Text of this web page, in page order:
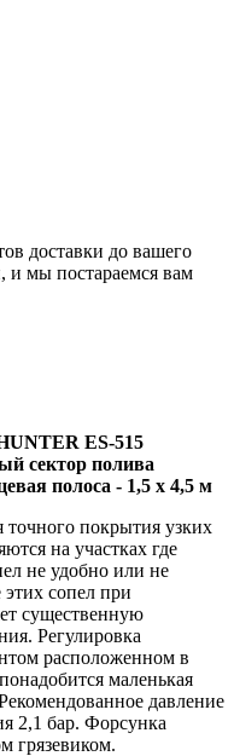
доставки до вашего
и мы постараемся вам
ES-515
сектор полива
полоса - 1,5 x 4,5 м
точного покрытия узких
на участках где
не удобно или не
сопел при
существенную
Регулировка
расположенном в
маленькая
давление
2,1 бар. Форсунка
грязевиком.